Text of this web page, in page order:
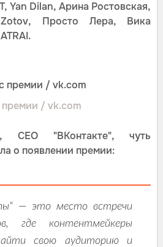
Yan Dilan, Арина Ростовская,
Просто Лера, Вика
/ vk.com
CEO "ВКонтакте", чуть
о появлении премии:
— это место встречи
где контентмейкеры
свою аудиторию и